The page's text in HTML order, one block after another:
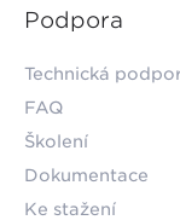
Podpora
Technická
FAQ
Školení
Dokumentace
Ke stažení